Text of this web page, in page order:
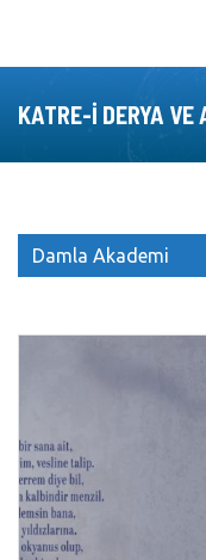
KATRE-I DERYA VE
Damla Akademi